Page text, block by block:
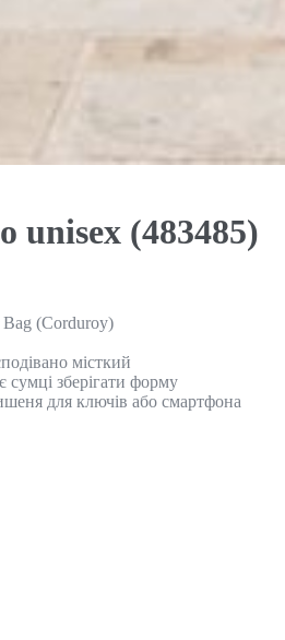
unisex (483485)
(Corduroy)
місткий
сумці зберігати форму
для ключів або смартфона